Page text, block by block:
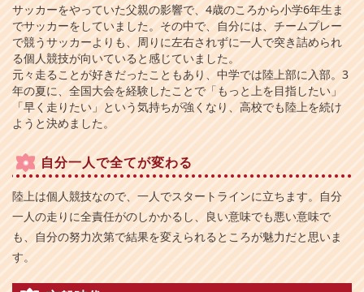
サッカーをやっていた父親の影響で、4歳のころから小学6年生ま
でサッカーをしていました。その中で、自分には、チームプレー
で競うサッカーよりも、周りに左右されずに一人で突き詰められ
る個人競技が向いていると感じていました。
元々走ることが好きだったこともあり、中学では陸上部に入部。3
年の夏に、全国大会を経験したことで「もっと上を目指したい」
「早く走りたい」という気持ちが強くなり、高校でも陸上を続け
ようと決めました。
自分一人で全てが変わる
陸上は個人競技なので、一人でスタートラインに立ちます。自分
一人の走りに全責任がのしかかるし、良い意味でも悪い意味で
も、自分の努力次第で結果を変えられるところが魅力だと思いま
す。